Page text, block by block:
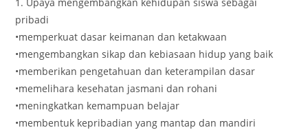
pribadi
•memperkuat dasar keimanan dan ketakwaan
•mengembangkan sikap dan kebiasaan hidup yang baik
•memberikan pengetahuan dan keterampilan dasar
•memelihara kesehatan jasmani dan rohani
•meningkatkan kemampuan belajar
•membentuk kepribadian yang mantap dan mandiri